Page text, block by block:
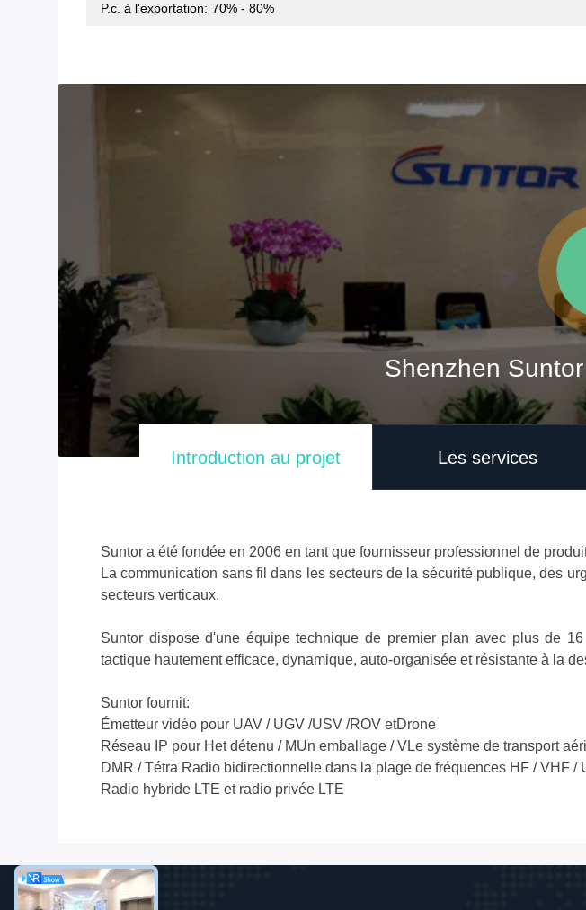
P.c. à l'exportation: 70% - 80%
Shenzhen
Introduction au projet Les services
Suntor a été fondée en 2006 en tant que fournisseur professionnel de
La communication sans fil dans les secteurs de la sécurité publique, des
secteurs verticaux.
Suntor dispose d'une équipe technique de premier plan avec plus de
tactique hautement efficace, dynamique, auto-organisée et résistante à la
Suntor fournit:
Émetteur vidéo pour UAV / UGV /USV /ROV etDrone
Réseau IP pour Het détenu / MUn emballage / VLe système de transport
DMR / Tétra Radio bidirectionnelle dans la plage de fréquences HF / VHF /
Radio hybride LTE et radio privée LTE